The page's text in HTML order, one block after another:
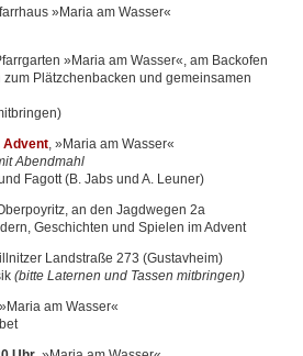
»Maria am Wasser«
»Maria am Wasser«, am Backofen
Plätzchenbacken und gemeinsamen
Advent, »Maria am Wasser«
Abendmahl
Fagott (B. Jabs und A. Leuner)
an den Jagdwegen 2a
Geschichten und Spielen im Advent
Landstraße 273 (Gustavheim)
(bitte Laternen und Tassen mitbringen)
am Wasser«